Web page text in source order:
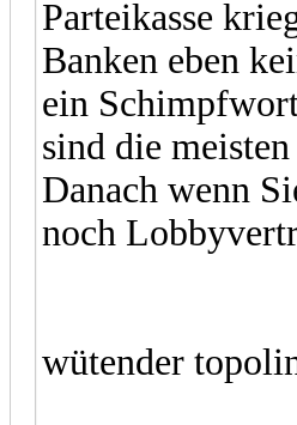
Parteikasse
Banken eben
ein
sind die
Danach wenn
noch
wütender